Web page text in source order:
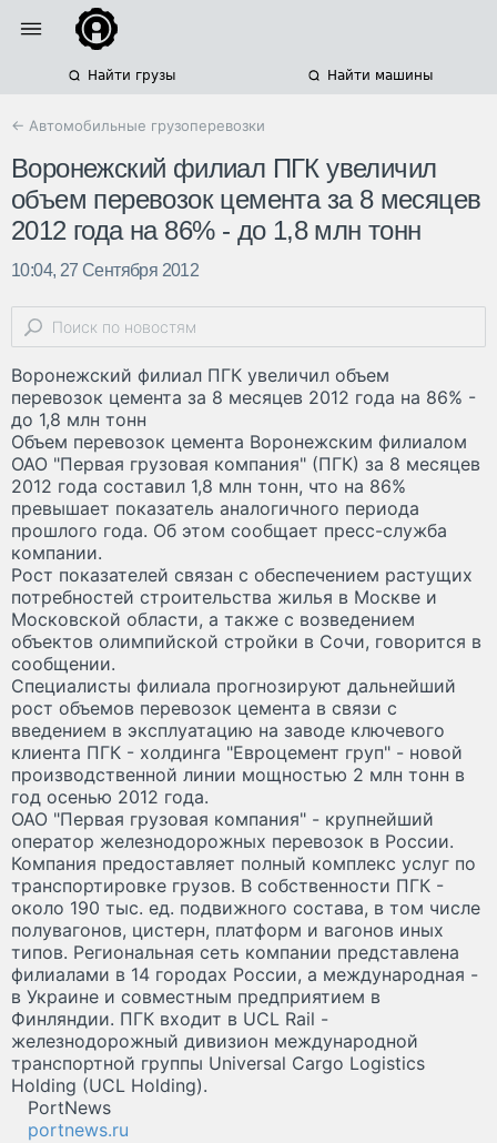
Найти грузы Найти машины
← Автомобильные грузоперевозки
Воронежский филиал ПГК увеличил
объем перевозок цемента за 8 месяцев
2012 года на 86% - до 1,8 млн тонн
10:04, 27 Сентября 2012
Воронежский филиал ПГК увеличил объем
перевозок цемента за 8 месяцев 2012 года на 86% -
до 1,8 млн тонн
Объем перевозок цемента Воронежским филиалом
ОАО "Первая грузовая компания" (ПГК) за 8 месяцев
2012 года составил 1,8 млн тонн, что на 86%
превышает показатель аналогичного периода
прошлого года. Об этом сообщает пресс-служба
компании.
Рост показателей связан с обеспечением растущих
потребностей строительства жилья в Москве и
Московской области, а также с возведением
объектов олимпийской стройки в Сочи, говорится в
сообщении.
Специалисты филиала прогнозируют дальнейший
рост объемов перевозок цемента в связи с
введением в эксплуатацию на заводе ключевого
клиента ПГК - холдинга "Евроцемент груп" - новой
производственной линии мощностью 2 млн тонн в
год осенью 2012 года.
ОАО "Первая грузовая компания" - крупнейший
оператор железнодорожных перевозок в России.
Компания предоставляет полный комплекс услуг по
транспортировке грузов. В собственности ПГК -
около 190 тыс. ед. подвижного состава, в том числе
полувагонов, цистерн, платформ и вагонов иных
типов. Региональная сеть компании представлена
филиалами в 14 городах России, а международная -
в Украине и совместным предприятием в
Финляндии. ПГК входит в UCL Rail -
железнодорожный дивизион международной
транспортной группы Universal Cargo Logistics
Holding (UCL Holding).
PortNews
portnews.ru